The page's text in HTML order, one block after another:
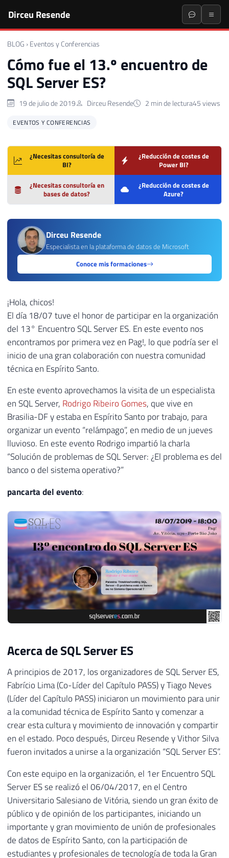
Dirceu Resende
BLOG › Eventos y Conferencias
Cómo fue el 13.º encuentro de
SQL Server ES?
19 de julio de 2019 Dirceu Resende 2 min de lectura45 views
EVENTOS Y CONFERENCIAS
¿Necesitas consultoría de
BI?
¿Reducción de costes de
Power BI?
¿Necesitas consultoría en
bases de datos?
¿Reducción de costes de
Azure?
Dirceu Resende
Especialista en la plataforma de datos de Microsoft
Conoce mis formaciones
¡Hola, chicos!
El día 18/07 tuve el honor de participar en la organización
del 13° Encuentro SQL Server ES. En este evento nos
encontramos por primera vez en Pag!, lo que podría ser el
inicio de una gran colaboración con nuestra comunidad
técnica en Espírito Santo.
En este evento aprovechamos la visita de un especialista
en SQL Server, Rodrigo Ribeiro Gomes, que vive en
Brasilia-DF y estaba en Espírito Santo por trabajo, para
organizar un evento “relámpago”, en medio de un jueves
lluvioso. En este evento Rodrigo impartió la charla
“Solución de problemas de SQL Server: ¿El problema es del
banco o del sistema operativo?”
pancarta del evento:
Acerca de SQL Server ES
A principios de 2017, los organizadores de SQL Server ES,
Fabrício Lima (Co-Líder del Capítulo PASS) y Tiago Neves
(Líder del Capítulo PASS) iniciaron un movimiento para unir
a la comunidad técnica de Espírito Santo y comenzar a
crear esta cultura y movimiento de innovación y compartir
en el estado. Poco después, Dirceu Resende y Vithor Silva
fueron invitados a unirse a la organización “SQL Server ES”.
Con este equipo en la organización, el 1er Encuentro SQL
Server ES se realizó el 06/04/2017, en el Centro
Universitario Salesiano de Vitória, siendo un gran éxito de
público y de opinión de los participantes, iniciando un
importante y gran movimiento de unión de profesionales
de datos de Espírito Santo, con la participación de
estudiantes y profesionales de tecnología de toda la Gran